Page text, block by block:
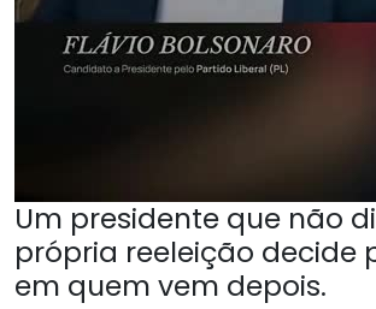
Um presidente que não
própria reeleição decide
em quem vem depois.